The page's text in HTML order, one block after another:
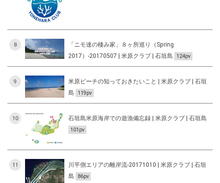
8
「ニモ達の棲み家」８ヶ所巡り（Spring
2017）-20170507 | 米原クラブ | 石垣島
124pv
9
米原ビーチの知っておきたいこと | 米原クラブ | 石垣
島
119pv
10 石垣島米原海岸での遊漁備忘録 | 米原クラブ | 石垣島
101pv
11
川平側エリアの離岸流-20171010 | 米原クラブ | 石垣
島
86pv